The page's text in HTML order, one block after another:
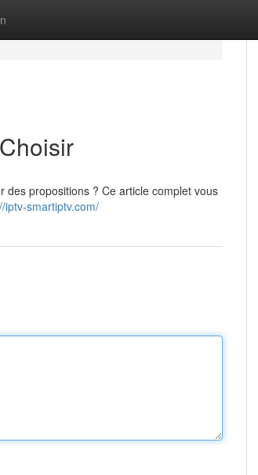
des propositions ? Ce article complet vous
iptv-smartiptv.com/